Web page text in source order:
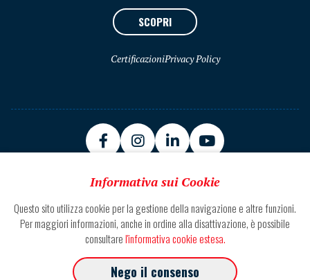
Informativa sui Cookie
Questo sito utilizza cookie per la gestione della navigazione e altre funzioni.
Per maggiori informazioni, anche in ordine alla disattivazione, è possibile
consultarel'informativa cookie estesa.
Nego il consenso
SCOPRI
CertificazioniPrivacy Policy
Sede Zona Ind.le Basso Marino 63100 Ascoli Piceno
Tel. +39.0736.30671
Fax +39.0736.227.077